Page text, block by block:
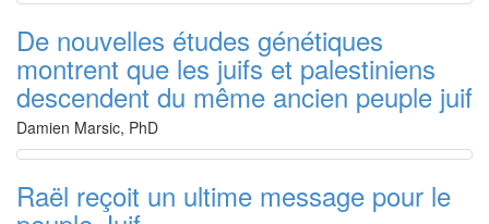
De nouvelles études génétiques
montrent que les juifs et palestiniens
descendent du même ancien peuple juif
Damien Marsic, PhD
Raël reçoit un ultime message pour le